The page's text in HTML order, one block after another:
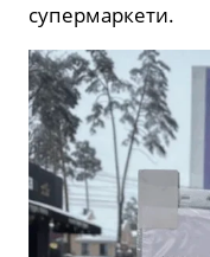
супермаркети.